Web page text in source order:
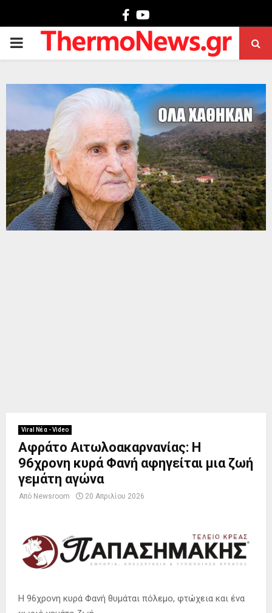
Facebook
PRIMARY
Viral Νέα - Video
Αφράτο Αιτωλοακαρνανίας: Η
96χρονη κυρά Φανή αφηγείται μια ζωή
γεμάτη αγώνα
Από Newsroom 20 Απριλίου 2026
Η 96χρονη κυρά Φανή θυμάται πόλεμο, φτώχεια και ένα